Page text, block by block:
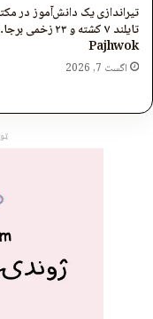
تیراندازی یک دانش‌آموز در
تایلند ۷ کشته و ۲۳
Pajhwok
اگست 7, 2026